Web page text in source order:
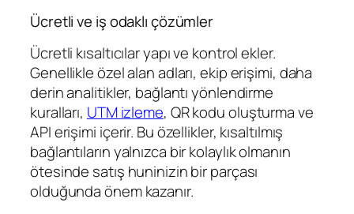
Ücretli ve iş odaklı çözümler
Ücretli kısaltıcılar yapı ve kontrol ekler.
Genellikle özel alan adları, ekip erişimi, daha
derin analitikler, bağlantı yönlendirme
kuralları, UTM izleme, QR kodu oluşturma ve
API erişimi içerir. Bu özellikler, kısaltılmış
bağlantıların yalnızca bir kolaylık olmanın
ötesinde satış huninizin bir parçası
olduğunda önem kazanır.